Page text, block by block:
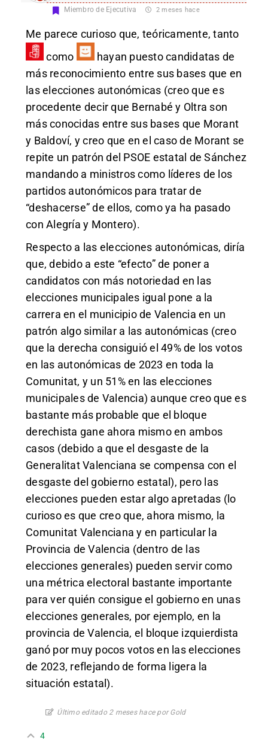
Miembro de Ejecutiva 2 meses hace
Me parece curioso que, teóricamente, tanto
como
hayan puesto candidatas de
más reconocimiento entre sus bases que en
las elecciones autonómicas (creo que es
procedente decir que Bernabé y Oltra son
más conocidas entre sus bases que Morant
y Baldoví, y creo que en el caso de Morant se
repite un patrón del PSOE estatal de Sánchez
mandando a ministros como líderes de los
partidos autonómicos para tratar de
“deshacerse” de ellos, como ya ha pasado
con Alegría y Montero).
Respecto a las elecciones autonómicas, diría
que, debido a este “efecto” de poner a
candidatos con más notoriedad en las
elecciones municipales igual pone a la
carrera en el municipio de Valencia en un
patrón algo similar a las autonómicas (creo
que la derecha consiguió el 49% de los votos
en las autonómicas de 2023 en toda la
Comunitat, y un 51% en las elecciones
municipales de Valencia) aunque creo que es
bastante más probable que el bloque
derechista gane ahora mismo en ambos
casos (debido a que el desgaste de la
Generalitat Valenciana se compensa con el
desgaste del gobierno estatal), pero las
elecciones pueden estar algo apretadas (lo
curioso es que creo que, ahora mismo, la
Comunitat Valenciana y en particular la
Provincia de Valencia (dentro de las
elecciones generales) pueden servir como
una métrica electoral bastante importante
para ver quién consigue el gobierno en unas
elecciones generales, por ejemplo, en la
provincia de Valencia, el bloque izquierdista
ganó por muy pocos votos en las elecciones
de 2023, reflejando de forma ligera la
situación estatal).
Último editado 2 meses hace por Gold
4